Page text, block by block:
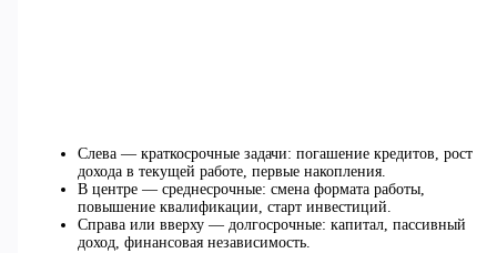
Слева — краткосрочные задачи: погашение кредитов, рост
дохода в текущей работе, первые накопления.
В центре — среднесрочные: смена формата работы,
повышение квалификации, старт инвестиций.
Справа или вверху — долгосрочные: капитал, пассивный
доход, финансовая независимость.